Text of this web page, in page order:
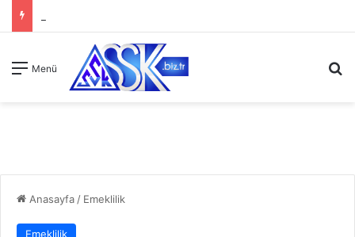
Menü
Anasayfa / Emeklilik
Emeklilik